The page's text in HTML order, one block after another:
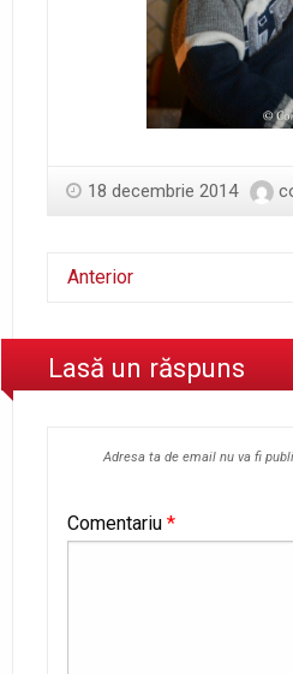
18 decembrie 2014
Anterior
Lasă un răspuns
Adresa ta de email nu va fi
Comentariu *